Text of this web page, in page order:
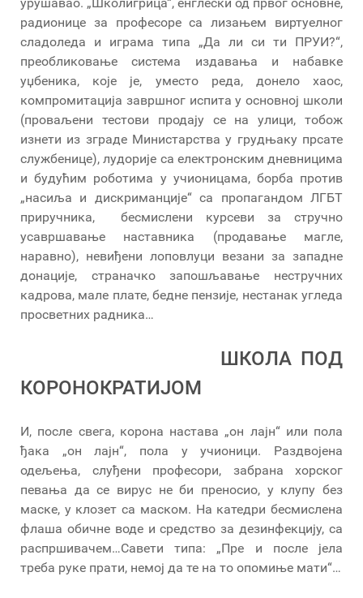
радионице за професоре са лизањем виртуелног
сладоледа и играма типа „Да ли си ти ПРУИ?“,
преобликовање система издавања и набавке
уџбеника, које је, уместо реда, донело хаос,
компромитација завршног испита у основној школи
(проваљени тестови продају се на улици, тобож
изнети из зграде Министарства у грудњаку прсате
службенице), лудорије са електронским дневницима
и будућим роботима у учионицама, борба против
„насиља и дискриманције“ са пропагандом ЛГБТ
приручника, бесмислени курсеви за стручно
усавршавање наставника (продавање магле,
наравно), невиђени лоповлуци везани за западне
донације, страначко запошљавање нестручних
кадрова, мале плате, бедне пензије, нестанак угледа
просветних радника…
ШКОЛА ПОД
КОРОНОКРАТИЈОМ
И, после свега, корона настава „он лајн“ или пола
ђака „он лајн“, пола у учионици. Раздвојена
одељења, слуђени професори, забрана хорског
певања да се вирус не би преносио, у клупу без
маске, у клозет са маском. На катедри бесмислена
флаша обичне воде и средство за дезинфекцију, са
распршивачем…Савети типа: „Пре и после јела
треба руке прати, немој да те на то опомиње мати“…